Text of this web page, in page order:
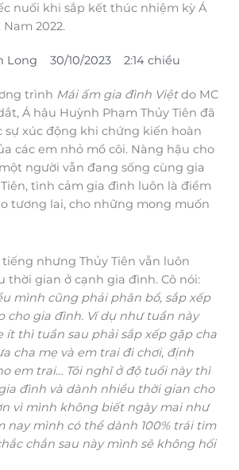
nuối khi sắp kết thúc nhiệm kỳ Á
2022.
Long 30/10/2023 2:14 chiều
trình Mái ấm gia đình Việtdo MC
Á hậu Huỳnh Phạm Thủy Tiên đã
sự xúc động khi chứng kiến hoàn
các em nhỏ mồ côi. Nàng hậu cho
người vẫn đang sống cùng gia
tình cảm gia đình luôn là điểm
tương lai, cho những mong muốn
nhưng Thủy Tiên vẫn luôn
thời gian ở cạnh gia đình. Cô nói:
mình cũng phải phân bổ, sắp xếp
cho gia đình. Ví dụ như tuần này
ít thì tuần sau phải sắp xếp gặp cha
cha mẹ và em trai đi chơi, định
em trai… Tôi nghĩ ở độ tuổi này thì
đình và dành nhiều thời gian cho
vì mình không biết ngày mai như
nay mình có thể dành 100% trái tim
chắn sau này mình sẽ không hối